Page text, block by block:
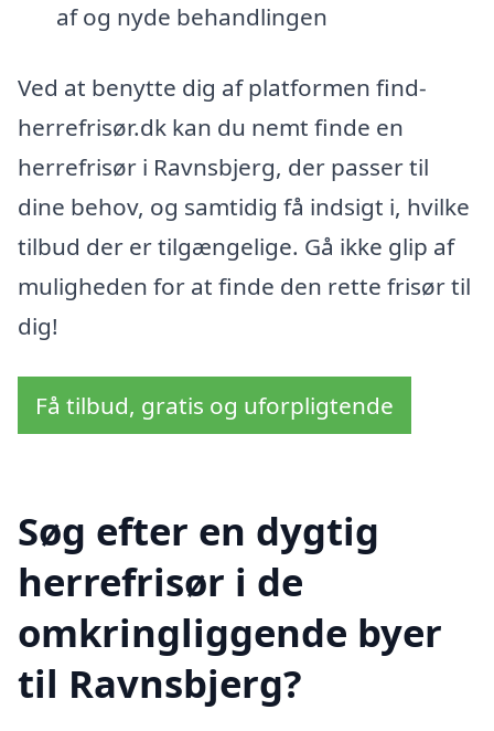
af og nyde behandlingen
Ved at benytte dig af platformen find-
herrefrisør.dk kan du nemt finde en
herrefrisør i Ravnsbjerg, der passer til
dine behov, og samtidig få indsigt i, hvilke
tilbud der er tilgængelige. Gå ikke glip af
muligheden for at finde den rette frisør til
dig!
Få tilbud, gratis og uforpligtende
Søg efter en dygtig
herrefrisør i de
omkringliggende byer
til Ravnsbjerg?